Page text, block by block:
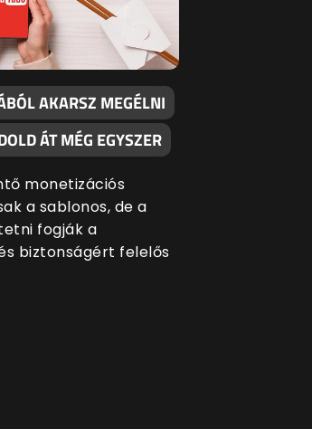
AKARSZ MEGÉLNI
ÁT MÉG EGYSZER
monetizációs
a sablonos, de a
fogják a
biztonságért felelős